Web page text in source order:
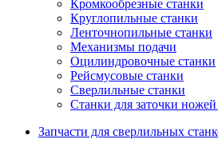
Кромкообрезные станки
Круглопильные станки
Ленточнопильные станки
Механизмы подачи
Оцилиндровочные станки
Рейсмусовые станки
Сверлильные станки
Станки для заточки
Запчасти для сверлильных